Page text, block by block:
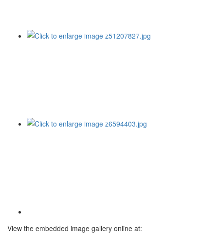
View the embedded image gallery online at: